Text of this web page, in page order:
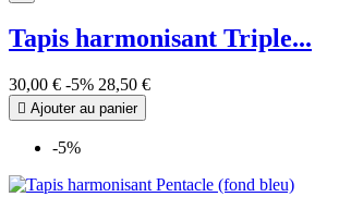
Tapis harmonisant Triple...
30,00 € -5% 28,50 €
 Ajouter au panier
-5%